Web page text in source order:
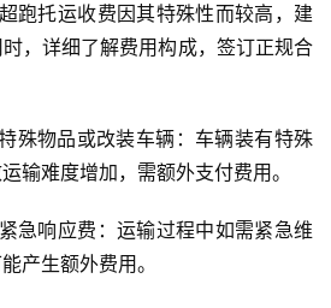
跑托运收费因其特殊性而较高，建
，详细了解费用构成，签订正规合
殊物品或改装车辆：车辆装有特殊
输难度增加，需额外支付费用。
急响应费：运输过程中如需紧急维
产生额外费用。